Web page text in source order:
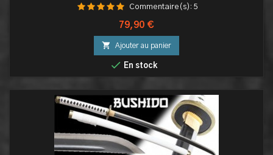
Commentaire(s): 5
Prix
79,90 €
 Ajouter au panier
 En stock